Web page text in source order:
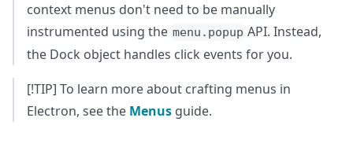
context menus don't need to be manually
instrumented using the menu.popup API. Instead,
the Dock object handles click events for you.
[!TIP] To learn more about crafting menus in
Electron, see the Menus guide.